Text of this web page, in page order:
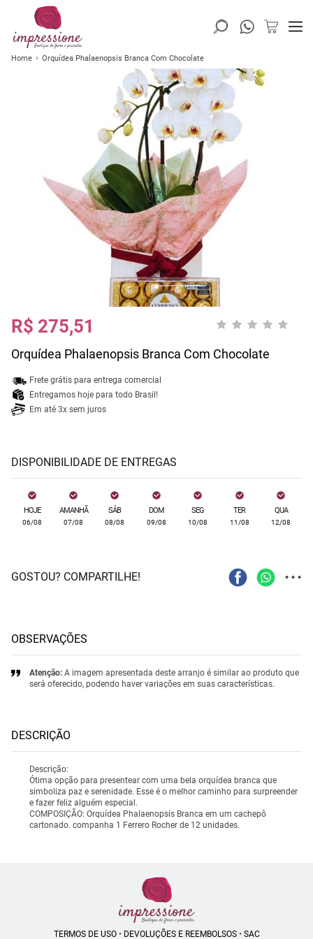
Home Orquídea Phalaenopsis Branca Com Chocolate
R$ 275,51
Orquídea Phalaenopsis Branca Com Chocolate
Frete grátis para entrega comercial
Entregamos hoje para todo Brasil!
Em até 3x sem juros
DISPONIBILIDADE DE ENTREGAS
HOJE
06/08
AMANHÃ
07/08
SÁB
08/08
DOM
09/08
SEG
10/08
TER
11/08
QUA
12/08
GOSTOU? COMPARTILHE! ...
OBSERVAÇÕES
Atenção: A imagem apresentada deste arranjo é similar ao produto que
será oferecido, podendo haver variações em suas características.
DESCRIÇÃO
Descrição:
Ótima opção para presentear com uma bela orquídea branca que
simboliza paz e serenidade. Esse é o melhor caminho para surpreender
e fazer feliz alguém especial.
COMPOSIÇÃO: Orquídea Phalaenopsis Branca em um cachepô
cartonado. companha 1 Ferrero Rocher de 12 unidades.
TERMOS DE USO• DEVOLUÇÕES E REEMBOLSOS• SAC